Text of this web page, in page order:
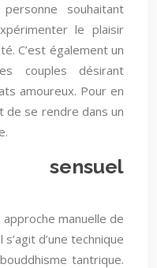
souhaitant
le plaisir
C’est également un
couples désirant
amoureux. Pour en
de se rendre dans un
sensuel
manuelle de
d’une technique
tantrique.